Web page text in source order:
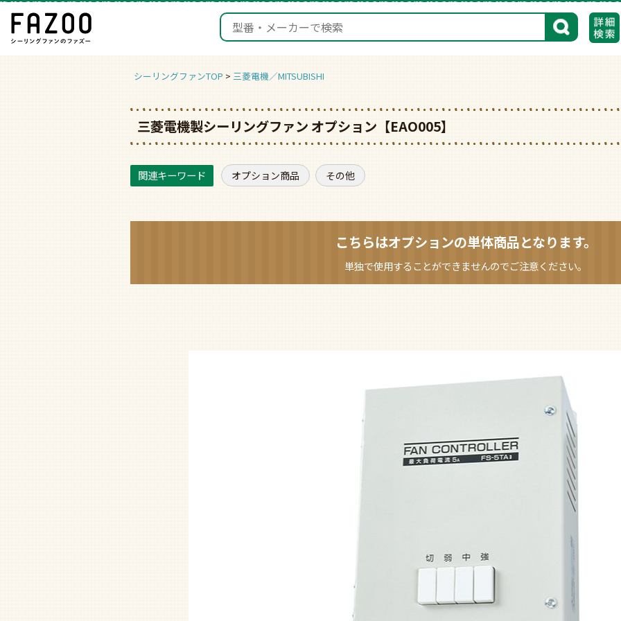
検索
シーリングファンTOP 三菱電機／MITSUBISHI
三菱電機製シーリングファン オプション【EAO005】
オプション商品 その他
こちらはオプションの単体商品となります。
単独で使用することができませんのでご注意ください。